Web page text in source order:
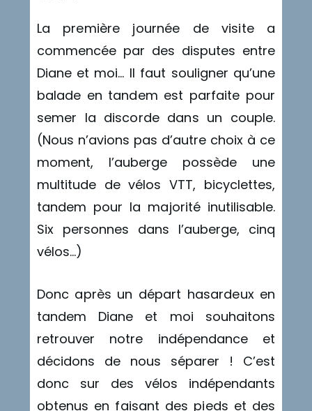
La première journée de visite a
commencée par des disputes entre
Diane et moi… Il faut souligner qu’une
balade en tandem est parfaite pour
semer la discorde dans un couple.
(Nous n’avions pas d’autre choix à ce
moment, l’auberge possède une
multitude de vélos VTT, bicyclettes,
tandem pour la majorité inutilisable.
Six personnes dans l’auberge, cinq
vélos…)
Donc après un départ hasardeux en
tandem Diane et moi souhaitons
retrouver notre indépendance et
décidons de nous séparer ! C’est
donc sur des vélos indépendants
obtenus en faisant des pieds et des